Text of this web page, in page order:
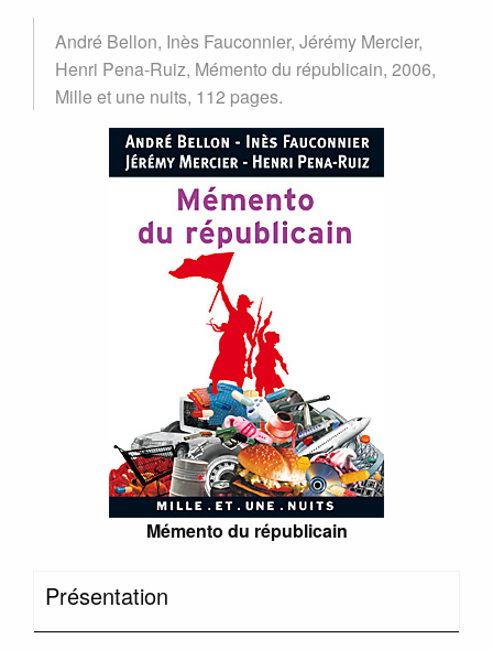
André Bellon, Inès Fauconnier, Jérémy Mercier,
Henri Pena-Ruiz, Mémento du républicain, 2006,
Mille et une nuits, 112 pages.
Mémento du républicain
Présentation